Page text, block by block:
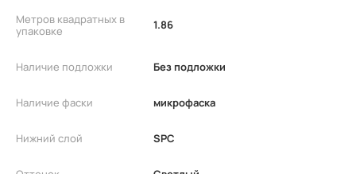
Метров квадратных в
упаковке
1.86
Наличие подложки Без подложки
Наличие фаски микрофаска
Нижний слой SPC